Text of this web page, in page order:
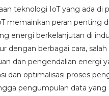
teknologi IoT yang ada di
memainkan peran penting
energi berkelanjutan di
dengan berbagai cara,
dan pengendalian energi
dan optimalisasi proses
pengumpulan data